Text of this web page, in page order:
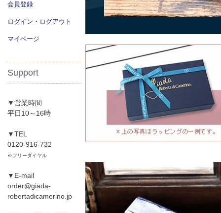
会員登録
ログイン・ログアウト
マイページ
Support
▼営業時間
平日10～16時
▼TEL
0120-916-732
※フリーダイヤル
▼E-mail
order@giada-
robertadicamerino.jp